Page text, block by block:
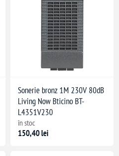
Sonerie bronz 1M 230V 80dB
Living Now Bticino BT-
L4351V230
în stoc
150,40 lei